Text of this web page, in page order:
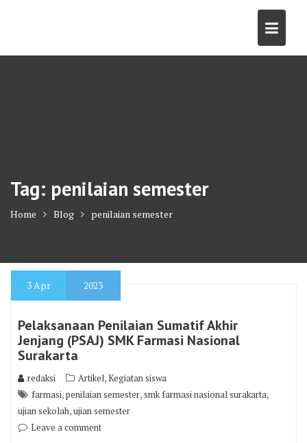
Tag: penilaian semester
Home Blog penilaian semester
3Apr 2023
Pelaksanaan Penilaian Sumatif Akhir
Jenjang (PSAJ) SMK Farmasi Nasional
Surakarta
redaksi Artikel,Kegiatan siswa
farmasi,penilaian semester,smk farmasi nasional surakarta,
ujian sekolah,ujian semester
Leave a comment